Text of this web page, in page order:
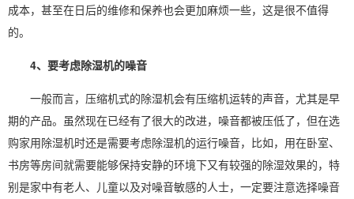
成本，甚至在日后的维修和保养也会更加麻烦一些，这是很不值得
的。
4、要考虑除湿机的噪音
一般而言，压缩机式的除湿机会有压缩机运转的声音，尤其是早
期的产品。虽然现在已经有了很大的改进，噪音都被压低了，但在选
购家用除湿机时还是需要考虑除湿机的运行噪音，比如，用在卧室、
书房等房间就需要能够保持安静的环境下又有较强的除湿效果的，特
别是家中有老人、儿童以及对噪音敏感的人士，一定要注意选择噪音